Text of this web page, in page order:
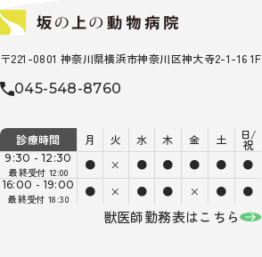
〒221-0801 神奈川県横浜市神奈川区神大寺2-1-16 1F
045-548-8760
診療時間 月 火 水 木 金 土 日/
祝
9:30 - 12:30
最終受付 12:00
● × ● ● ● ● ●
16:00 - 19:00
最終受付 18:30
● × ● ● × ● ●
獣医師勤務表はこちら